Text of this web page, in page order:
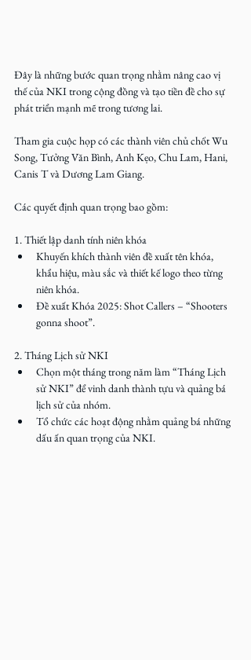
Đây là những bước quan trọng nhằm nâng cao vị
thế của NKI trong cộng đồng và tạo tiền đề cho sự
phát triển mạnh mẽ trong tương lai.
Tham gia cuộc họp có các thành viên chủ chốt Wu
Song, Tưởng Văn Bình, Anh Kẹo, Chu Lam, Hani,
Canis T và Dương Lam Giang.
Các quyết định quan trọng bao gồm:
1. Thiết lập danh tính niên khóa
Khuyến khích thành viên đề xuất tên khóa,
khẩu hiệu, màu sắc và thiết kế logo theo từng
niên khóa.
Đề xuất Khóa 2025: Shot Callers – “Shooters
gonna shoot”.
2. Tháng Lịch sử NKI
Chọn một tháng trong năm làm “Tháng Lịch
sử NKI” để vinh danh thành tựu và quảng bá
lịch sử của nhóm.
Tổ chức các hoạt động nhằm quảng bá những
dấu ấn quan trọng của NKI.